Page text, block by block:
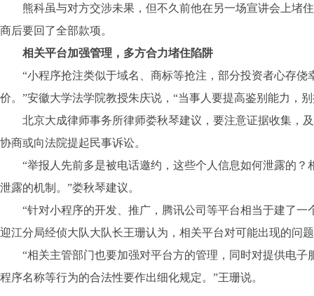
熊科虽与对方交涉未果，但不久前他在另一场宣讲会上堵
商后要回了全部款项。
相关平台加强管理，多方合力堵住陷阱
“小程序抢注类似于域名、商标等抢注，部分投资者心存侥
价。”安徽大学法学院教授朱庆说，“当事人要提高鉴别能力，
北京大成律师事务所律师娄秋琴建议，要注意证据收集，
协商或向法院提起民事诉讼。
“举报人先前多是被电话邀约，这些个人信息如何泄露的？
泄露的机制。”娄秋琴建议。
“针对小程序的开发、推广，腾讯公司等平台相当于建了一
迎江分局经侦大队大队长王珊认为，相关平台对可能出现的问
“相关主管部门也要加强对平台方的管理，同时对提供电子
程序名称等行为的合法性要作出细化规定。”王珊说。